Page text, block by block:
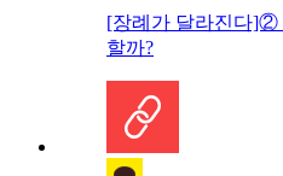
[장례가 달라진다]②
할까?